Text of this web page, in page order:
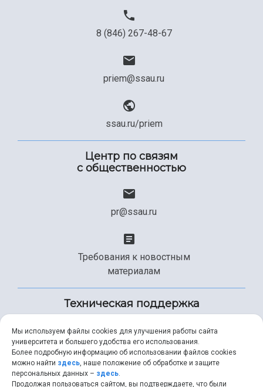
8 (846) 267-48-67
priem@ssau.ru
ssau.ru/priem
Центр по связям
с общественностью
pr@ssau.ru
Требования к новостным
материалам
Техническая поддержка
+7 (846) 267-49-99
Мы используем файлы cookies для улучшения работы сайта
университета и большего удобства его использования.
Более подробную информацию об использовании файлов cookies
можно найти здесь, наше положение об обработке и защите
персональных данных – здесь.
Продолжая пользоваться сайтом, вы подтверждаете, что были